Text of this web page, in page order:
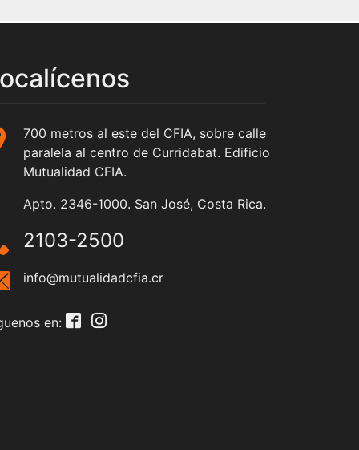
700 metros al este del CFIA, sobre calle
paralela al centro de Curridabat. Edificio
Mutualidad CFIA.
Apto. 2346-1000. San José, Costa Rica.
2103-2500
info@mutualidadcfia.cr
en: